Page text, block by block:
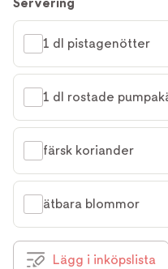
1 dl pistagenötter
1 dl rostade
färsk koriander
ätbara blommor
Lägg i inköpslista